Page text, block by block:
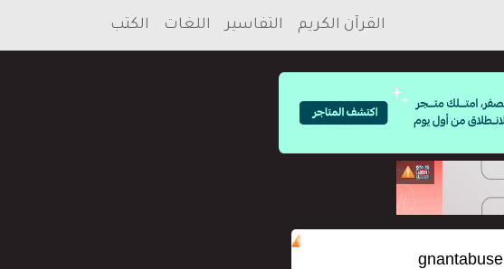
القرآن الكريم التفاسير اللغات الكتب
gnantabuse